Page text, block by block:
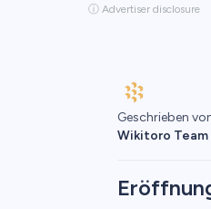
ⓘ Advertiser disclosure
Geschrieben
Wikitoro Team